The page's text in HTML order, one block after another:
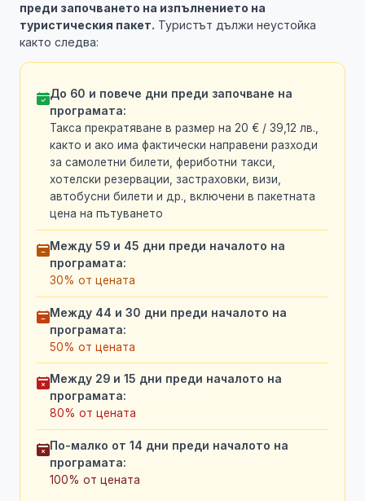
преди започването на изпълнението на
туристическия пакет. Туристът дължи неустойка
както следва:
До 60 и повече дни преди започване на
програмата:
Такса прекратяване в размер на 20 € / 39,12 лв.,
както и ако има фактически направени разходи
за самолетни билети, фериботни такси,
хотелски резервации, застраховки, визи,
автобусни билети и др., включени в пакетната
цена на пътуването
Между 59 и 45 дни преди началото на
програмата:
30% от цената
Между 44 и 30 дни преди началото на
програмата:
50% от цената
Между 29 и 15 дни преди началото на
програмата:
80% от цената
По-малко от 14 дни преди началото на
програмата:
100% от цената